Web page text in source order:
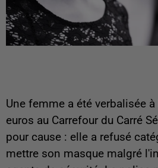
Une femme a été verbalisée
euros au Carrefour du Carré
pour cause : elle a refusé
mettre son masque malgré